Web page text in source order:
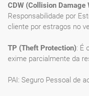
CDW (Collision Damage
Responsabilidade por
cliente por estragos no
TP (Theft Protection): É
exime parcialmente da
PAI: Seguro Pessoal de